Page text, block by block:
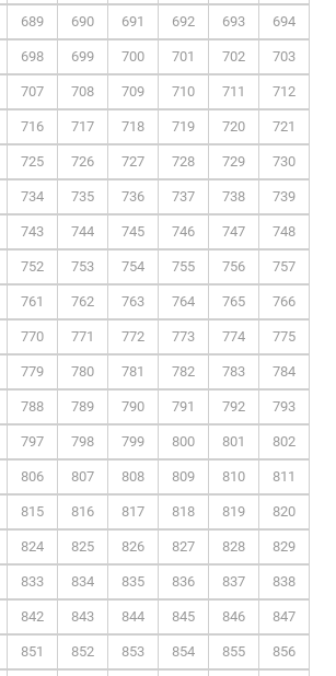
689 690 691 692 693 694
698 699 700 701 702 703
707 708 709 710 711 712
716 717 718 719 720 721
725 726 727 728 729 730
734 735 736 737 738 739
743 744 745 746 747 748
752 753 754 755 756 757
761 762 763 764 765 766
770 771 772 773 774 775
779 780 781 782 783 784
788 789 790 791 792 793
797 798 799 800 801 802
806 807 808 809 810 811
815 816 817 818 819 820
824 825 826 827 828 829
833 834 835 836 837 838
842 843 844 845 846 847
851 852 853 854 855 856